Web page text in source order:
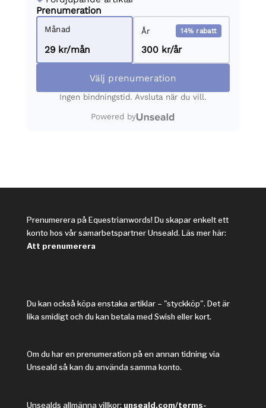
Prenumerera på Equestrianwords! Du skapar enkelt ett
konto hos vår samarbetspartner Unseald. Läs mer här:
Att prenumerera
Du kan också köpa enstaka artiklar – "styckköp". Det är
lika smidigt och du kan betala med Swish eller kort.
Om du har en prenumeration på en annan tidning via
Unseald så kan du använda samma konto.
Unsealds allmänna villkor: unseald.com/terms-